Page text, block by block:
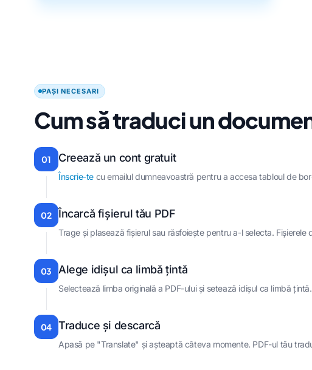
PAȘI NECESARI
Cum să traduci un
01 Creează un cont gratuit
Înscrie-te cu emailul dumneavoastră pentru a accesa tabloul de
02 Încarcă fișierul tău PDF
Trage și plasează fișierul sau răsfoiește pentru a-l selecta.
03 Alege idișul ca limbă țintă
Selectează limba originală a PDF-ului și setează idișul ca limbă țintă.
04 Traduce și descarcă
Apasă pe "Translate" și așteaptă câteva momente. PDF-ul tău